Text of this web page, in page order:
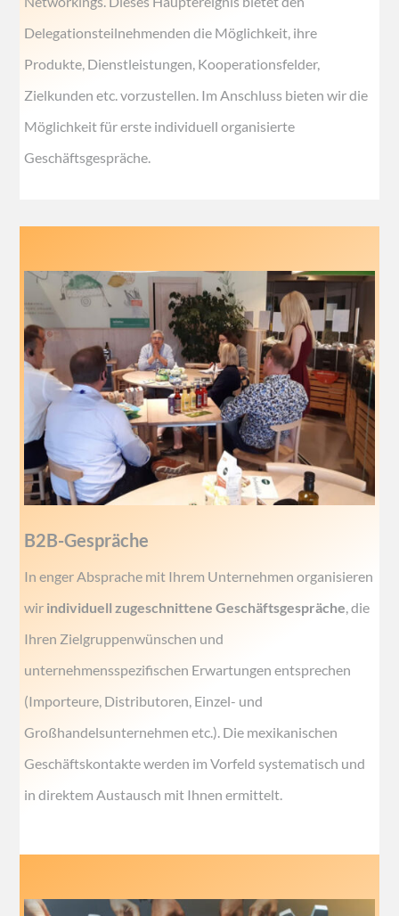
Delegationsteilnehmenden die Möglichkeit, ihre
Produkte, Dienstleistungen, Kooperationsfelder,
Zielkunden etc. vorzustellen. Im Anschluss bieten wir die
Möglichkeit für erste individuell organisierte
Geschäftsgespräche.
B2B-Gespräche
In enger Absprache mit Ihrem Unternehmen organisieren
wir individuell zugeschnittene Geschäftsgespräche, die
Ihren Zielgruppenwünschen und
unternehmensspezifischen Erwartungen entsprechen
(Importeure, Distributoren, Einzel- und
Großhandelsunternehmen etc.). Die mexikanischen
Geschäftskontakte werden im Vorfeld systematisch und
in direktem Austausch mit Ihnen ermittelt.